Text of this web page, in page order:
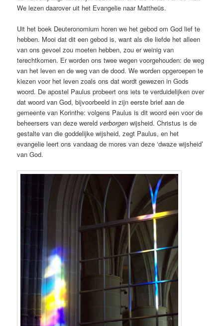
We lezen daarover uit het Evangelie naar Mattheüs.
Uit het boek Deuteronomium horen we het gebod om God lief te
hebben. Mooi dat dit een gebod is, want als die liefde het alleen
van ons gevoel zou moeten hebben, zou er weinig van
terechtkomen. Er worden ons twee wegen voorgehouden: de weg
van het leven en de weg van de dood. We worden opgeroepen te
kiezen voor het leven zoals ons dat wordt gewezen in Gods
woord. De apostel Paulus probeert ons iets te verduidelijken over
dat woord van God, bijvoorbeeld in zijn eerste brief aan de
gemeente van Korinthe: volgens Paulus is dit woord een voor de
beheersers van deze wereld verborgen wijsheid. Christus is de
gestalte van die goddelijke wijsheid, zegt Paulus, en het
evangelie leert ons vandaag de mores van deze ‘dwaze wijsheid’
van God.